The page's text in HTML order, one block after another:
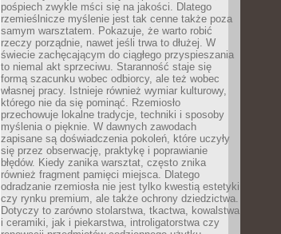
pośpiech zwykle mści się na jakości. Dlatego
rzemieślnicze myślenie jest tak cenne także poza
samym warsztatem. Pokazuje, że warto robić
rzeczy porządnie, nawet jeśli trwa to dłużej. W
świecie zachęcającym do ciągłego przyspieszania
to niemal akt sprzeciwu. Staranność staje się
formą szacunku wobec odbiorcy, ale też wobec
własnej pracy. Istnieje również wymiar kulturowy,
którego nie da się pominąć. Rzemiosło
przechowuje lokalne tradycje, techniki i sposoby
myślenia o pięknie. W dawnych zawodach
zapisane są doświadczenia pokoleń, które uczyły
się przez obserwację, praktykę i poprawianie
błędów. Kiedy zanika warsztat, często znika
również fragment pamięci miejsca. Dlatego
odradzanie rzemiosła nie jest tylko kwestią estetyki
czy rynku premium, ale także ochrony dziedzictwa.
Dotyczy to zarówno stolarstwa, tkactwa, kowalstwa
i ceramiki, jak i piekarstwa, introligatorstwa czy